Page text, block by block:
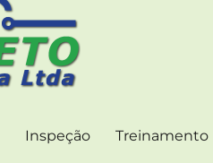
Inspeção Treinamento